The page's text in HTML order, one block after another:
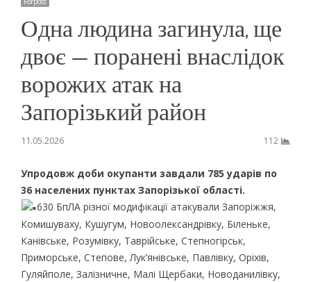
Одна людина загинула, ще
двоє — поранені внаслідок
ворожих атак на
Запорізький район
11.05.2026 112
Упродовж доби окупанти завдали 785 ударів по
36 населених пунктах Запорізької області.
630 БпЛА різної модифікації атакували Запоріжжя,
Комишуваху, Кушугум, Новоолександрівку, Біленьке,
Канівське, Розумівку, Таврійське, Степногірськ,
Приморське, Степове, Лук’янівське, Павлівку, Оріхів,
Гуляйполе, Залізничне, Малі Щербаки, Новоданилівку,